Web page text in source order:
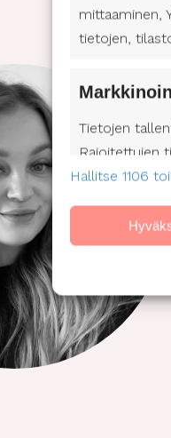
mittaaminen,
tietojen,
Tietojen
Rajoitettujen
Profiilien
kehittäminen
Hallitse 1106